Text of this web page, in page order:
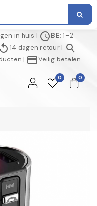
in huis | scheduleBE: 1–2
replay 14 dagen retour| search
| credit_cardVeilig betalen
0 0